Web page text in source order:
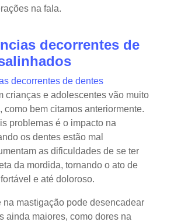
na fala.
decorrentes de
decorrentes de dentes
crianças e adolescentes vão muito
como bem citamos anteriormente.
problemas é o impacto na
os dentes estão mal
as dificuldades de se ter
da mordida, tornando o ato de
e até doloroso.
na mastigação pode desencadear
ainda maiores, como dores na